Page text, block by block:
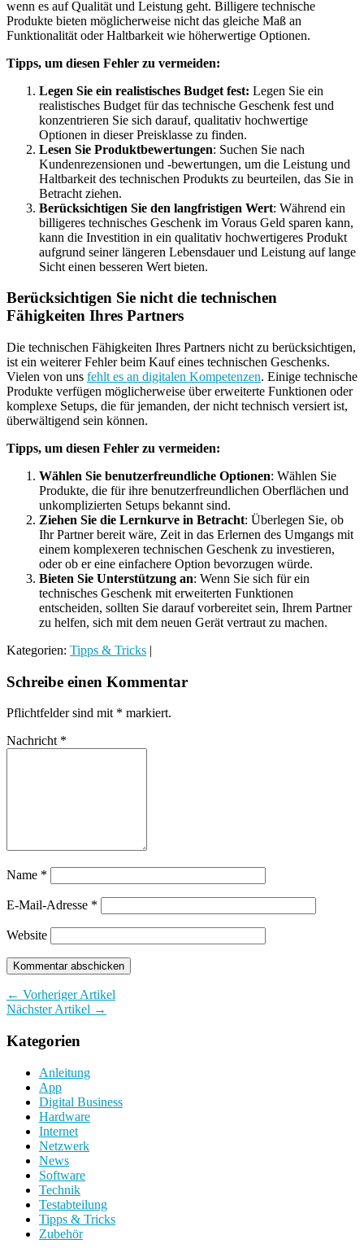
wenn es auf Qualität und Leistung geht. Billigere technische
Produkte bieten möglicherweise nicht das gleiche Maß an
Funktionalität oder Haltbarkeit wie höherwertige Optionen.
Tipps, um diesen Fehler zu vermeiden:
Legen Sie ein realistisches Budget fest: Legen Sie ein
realistisches Budget für das technische Geschenk fest und
konzentrieren Sie sich darauf, qualitativ hochwertige
Optionen in dieser Preisklasse zu finden.
Lesen Sie Produktbewertungen: Suchen Sie nach
Kundenrezensionen und -bewertungen, um die Leistung und
Haltbarkeit des technischen Produkts zu beurteilen, das Sie in
Betracht ziehen.
Berücksichtigen Sie den langfristigen Wert: Während ein
billigeres technisches Geschenk im Voraus Geld sparen kann,
kann die Investition in ein qualitativ hochwertigeres Produkt
aufgrund seiner längeren Lebensdauer und Leistung auf lange
Sicht einen besseren Wert bieten.
Berücksichtigen Sie nicht die technischen
Fähigkeiten Ihres Partners
Die technischen Fähigkeiten Ihres Partners nicht zu berücksichtigen,
ist ein weiterer Fehler beim Kauf eines technischen Geschenks.
Vielen von uns fehlt es an digitalen Kompetenzen. Einige technische
Produkte verfügen möglicherweise über erweiterte Funktionen oder
komplexe Setups, die für jemanden, der nicht technisch versiert ist,
überwältigend sein können.
Tipps, um diesen Fehler zu vermeiden:
Wählen Sie benutzerfreundliche Optionen: Wählen Sie
Produkte, die für ihre benutzerfreundlichen Oberflächen und
unkomplizierten Setups bekannt sind.
Ziehen Sie die Lernkurve in Betracht: Überlegen Sie, ob
Ihr Partner bereit wäre, Zeit in das Erlernen des Umgangs mit
einem komplexeren technischen Geschenk zu investieren,
oder ob er eine einfachere Option bevorzugen würde.
Bieten Sie Unterstützung an: Wenn Sie sich für ein
technisches Geschenk mit erweiterten Funktionen
entscheiden, sollten Sie darauf vorbereitet sein, Ihrem Partner
zu helfen, sich mit dem neuen Gerät vertraut zu machen.
Kategorien: Tipps & Tricks |
Schreibe einen Kommentar
Pflichtfelder sind mit * markiert.
Nachricht *
Name *
E-Mail-Adresse *
Website
← Vorheriger Artikel
Nächster Artikel →
Kategorien
Anleitung
App
Digital Business
Hardware
Internet
Netzwerk
News
Software
Technik
Testabteilung
Tipps & Tricks
Zubehör